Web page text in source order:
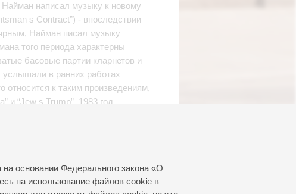
основании Федерального закона «О
на использование файлов cookie в
Найман написал музыку к новому
s Contract”) - впоследствии
Найман писал музыку
того периода характерны
басовые партии кларнетов и
услышали в ранних работах
к таким произведениям,
и “Jew s Trump”, 1983 год.
построенное на
певица Уте Лемпер,
Просперо”. Среди множества